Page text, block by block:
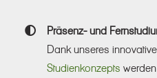
Präsenz- und
Dank unseres
Studienkonzepts